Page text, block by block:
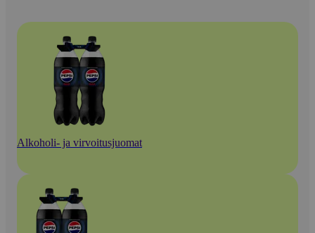
Alkoholi- ja virvoitusjuomat